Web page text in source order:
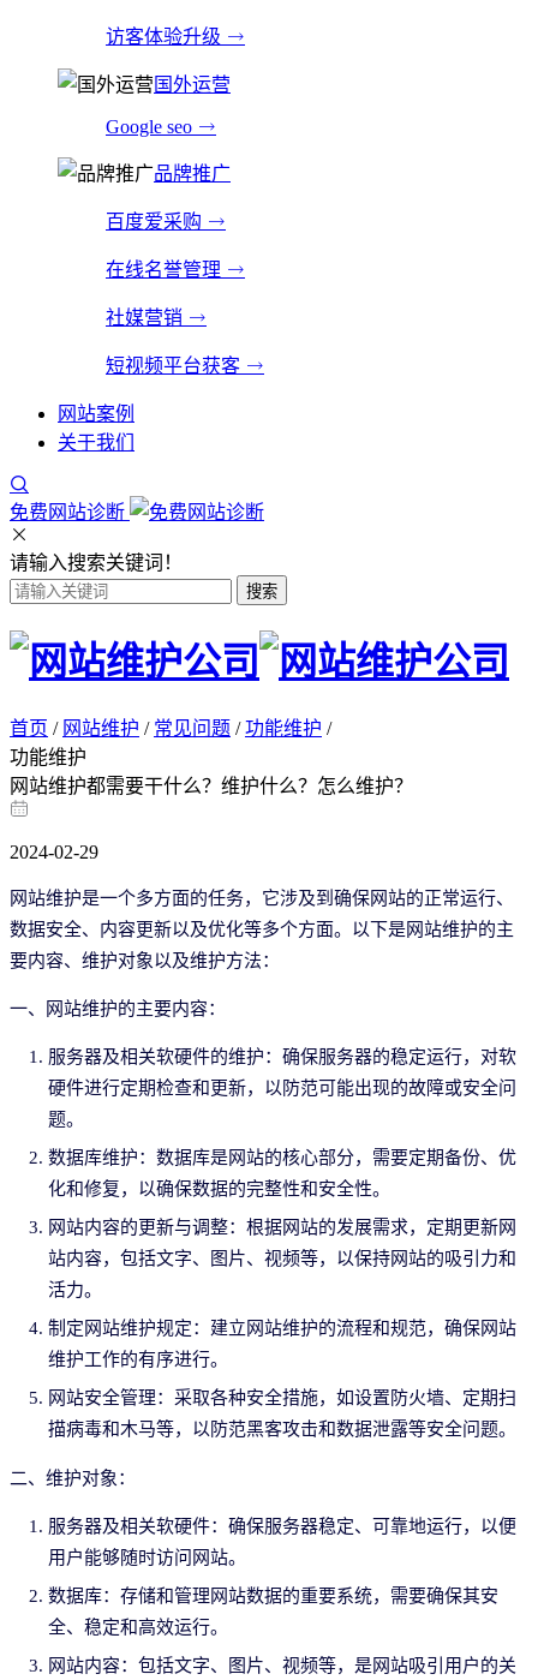
访客体验升级
国外运营
Google seo
品牌推广
百度爱采购
在线名誉管理
社媒营销
短视频平台获客
网站案例
关于我们
免费网站诊断
请输入搜索关键词！
搜索
首页 / 网站维护 / 常见问题 /功能维护 /
功能维护
网站维护都需要干什么？维护什么？怎么维护？
2024-02-29
网站维护是一个多方面的任务，它涉及到确保网站的正常运行、
数据安全、内容更新以及优化等多个方面。以下是网站维护的主
要内容、维护对象以及维护方法：
一、网站维护的主要内容：
服务器及相关软硬件的维护：确保服务器的稳定运行，对软
硬件进行定期检查和更新，以防范可能出现的故障或安全问
题。
数据库维护：数据库是网站的核心部分，需要定期备份、优
化和修复，以确保数据的完整性和安全性。
网站内容的更新与调整：根据网站的发展需求，定期更新网
站内容，包括文字、图片、视频等，以保持网站的吸引力和
活力。
制定网站维护规定：建立网站维护的流程和规范，确保网站
维护工作的有序进行。
网站安全管理：采取各种安全措施，如设置防火墙、定期扫
描病毒和木马等，以防范黑客攻击和数据泄露等安全问题。
二、维护对象：
服务器及相关软硬件：确保服务器稳定、可靠地运行，以便
用户能够随时访问网站。
数据库：存储和管理网站数据的重要系统，需要确保其安
全、稳定和高效运行。
网站内容：包括文字、图片、视频等，是网站吸引用户的关